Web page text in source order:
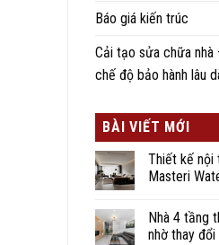
Báo giá kiến trúc
Cải tạo sửa chữa nhà
chế độ bảo hành lâu
BÀI VIẾT MỚI
Thiết kế nội
Masteri
Nhà 4 tầng
nhờ thay